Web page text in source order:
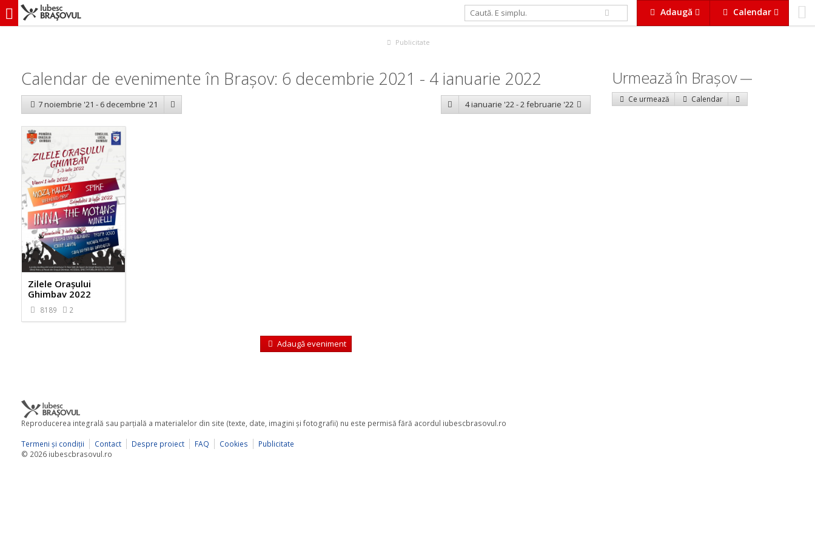
Adaugă Calendar
iubescbraşovul.ro
Publicitate
Calendar de evenimente în Brașov: 6 decembrie 2021 - 4 ianuarie 2022
7 noiembrie '21 - 6 decembrie '21 4 ianuarie '22 - 2 februarie '22
Zilele Orașului
Ghimbav 2022
8189 2
Adaugă eveniment
Urmează în Braşov
Ce urmează Calendar
Reproducerea integrală sau parţială a materialelor din site (texte, date, imagini şi fotografii) nu este permisă fără acordul iubescbrasovul.ro
Termeni şi condiţii
Contact Despre proiect FAQ Cookies
Publicitate
© 2026 iubescbrasovul.ro